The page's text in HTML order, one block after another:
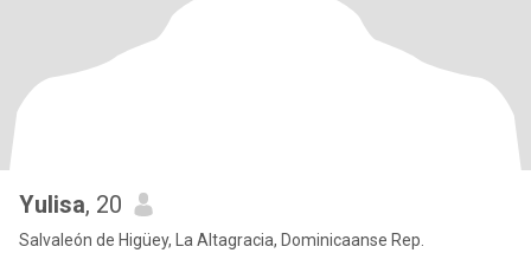
Yulisa, 20
Salvaleón de Higüey, La Altagracia, Dominicaanse Rep.